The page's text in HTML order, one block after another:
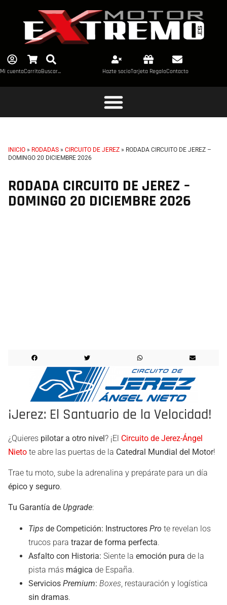
Mi cuentaCarritoBuscar... Hazte socioTarjeta RegaloContacto
INICIO » RODADAS » CIRCUITO DE JEREZ » RODADA CIRCUITO DE JEREZ –
DOMINGO 20 DICIEMBRE 2026
RODADA CIRCUITO DE JEREZ –
DOMINGO 20 DICIEMBRE 2026
¡Jerez: El Santuario de la Velocidad!
¿Quieres pilotar a otro nivel? ¡El Circuito de Jerez-Ángel
Nieto te abre las puertas de la Catedral Mundial del Motor!
Trae tu moto, sube la adrenalina y prepárate para un día
épico y seguro.
Tu Garantía de Upgrade:
Tips de Competición: Instructores Pro te revelan los
trucos para trazar de forma perfecta.
Asfalto con Historia: Siente la emoción pura de la
pista más mágica de España.
Servicios Premium: Boxes, restauración y logística
sin dramas.